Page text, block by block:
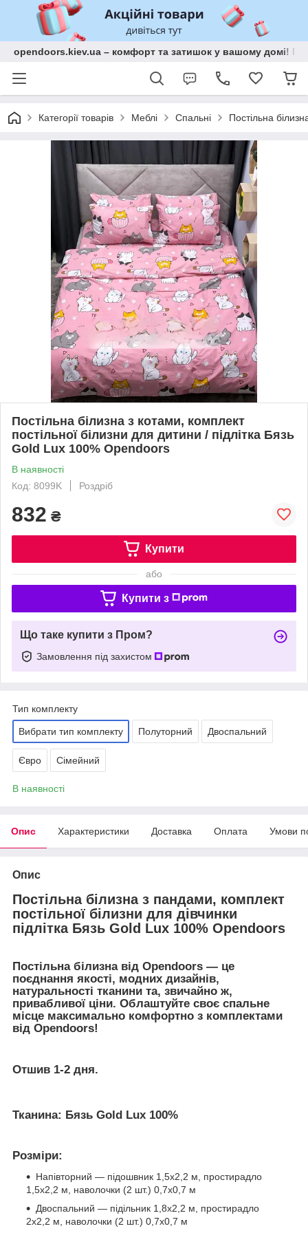
opendoors.kiev.ua – комфорт та затишок у вашому домі!
Категорії товарів Меблі Спальні Постільна
Постільна білизна з котами, комплект
постільної білизни для дитини / підлітка Бязь
Gold Lux 100% Opendoors
В наявності
Код: 8099K
Роздріб
832 ₴
Купити
або
Купити з
Що таке купити з Пром?
Замовлення під захистом
Тип комплекту
Вибрати тип комплекту Полуторний Двоспальний
Євро Сімейний
В наявності
Опис Характеристики Доставка Оплата Умови
Опис
Постільна білизна з пандами, комплект
постільної білизни для дівчинки
підлітка Бязь Gold Lux 100% Opendoors
Постільна білизна від Opendoors — це
поєднання якості, модних дизайнів,
натуральності тканини та, звичайно ж,
привабливої ціни. Облаштуйте своє спальне
місце максимально комфортно з комплектами
від Opendoors!
Отшив 1-2 дня.
Тканина: Бязь Gold Lux 100%
Розміри:
Напівторний — підошвник 1,5х2,2 м, простирадло
1,5х2,2 м, наволочки (2 шт.) 0,7х0,7 м
Двоспальний — підільник 1,8х2,2 м, простирадло
2х2,2 м, наволочки (2 шт.) 0,7х0,7 м